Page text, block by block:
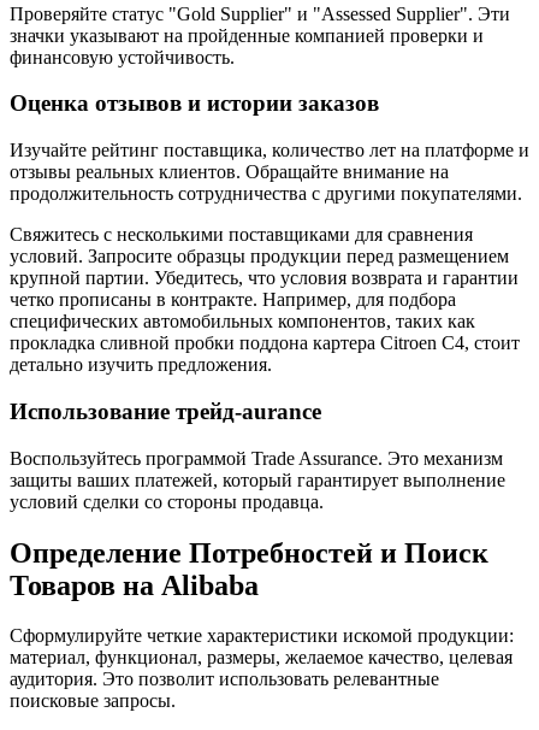
Проверяйте статус "Gold Supplier" и "Assessed Supplier". Эти
значки указывают на пройденные компанией проверки и
финансовую устойчивость.
Оценка отзывов и истории заказов
Изучайте рейтинг поставщика, количество лет на платформе и
отзывы реальных клиентов. Обращайте внимание на
продолжительность сотрудничества с другими покупателями.
Свяжитесь с несколькими поставщиками для сравнения
условий. Запросите образцы продукции перед размещением
крупной партии. Убедитесь, что условия возврата и гарантии
четко прописаны в контракте. Например, для подбора
специфических автомобильных компонентов, таких как
прокладка сливной пробки поддона картера Citroen C4, стоит
детально изучить предложения.
Использование трейд-аurance
Воспользуйтесь программой Trade Assurance. Это механизм
защиты ваших платежей, который гарантирует выполнение
условий сделки со стороны продавца.
Определение Потребностей и Поиск
Товаров на Alibaba
Сформулируйте четкие характеристики искомой продукции:
материал, функционал, размеры, желаемое качество, целевая
аудитория. Это позволит использовать релевантные
поисковые запросы.